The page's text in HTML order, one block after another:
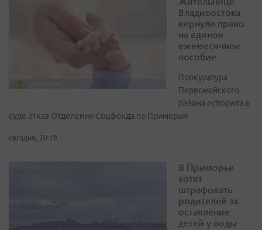
Владивостока
вернули право
на единое
ежемесячное
пособие
Прокуратура
Первомайского
района оспорила в
суде отказ Отделения Соцфонда по Приморью
сегодня, 20:19
В Приморье
хотят
штрафовать
родителей за
оставление
детей у воды